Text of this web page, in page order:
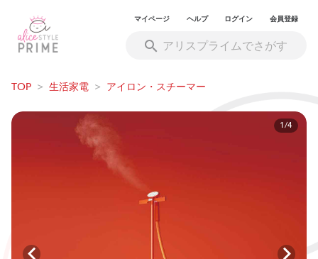
マイページ ヘルプ ログイン 会員登録
TOP > 生活家電 > アイロン・スチーマー
1/4